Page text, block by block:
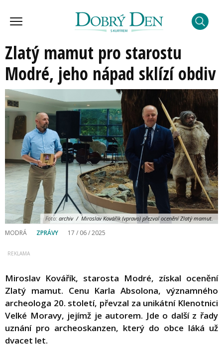
Zlatý mamut pro starostu
Modré, jeho nápad sklízí obdiv
Foto: archiv / Miroslav Kovářík (vpravo) přezval ocenění Zlatý mamut.
MODRÁ ZPRÁVY 17 / 06 / 2025
Miroslav Kovářík, starosta Modré, získal ocenění
Zlatý mamut. Cenu Karla Absolona, významného
archeologa 20. století, převzal za unikátní Klenotnici
Velké Moravy, jejímž je autorem. Jde o další z řady
uznání pro archeoskanzen, který do obce láká už
dvacet let.